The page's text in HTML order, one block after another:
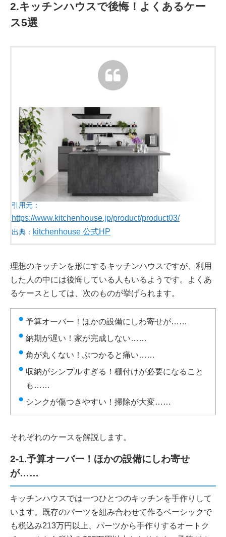
2.キッチンハウスで後悔！よくあるケー
ス5選
引用元：
https://www.kitchenhouse.jp/product/product03/
出典： kitchenhouse 公式HP
理想のキッチンを形にするキッチンハウスですが、利用
した人の中には後悔している人もいるようです。よくあ
るケースとしては、次のものが挙げられます。
予算オーバー！ほかの設備にしわ寄せが……
納期が遅い！家が完成しない……
角が丸くない！ぶつかると痛い……
収納がシンプルすぎる！棚付けが必要になること
も……
シンクが傷つきやすい！掃除が大変……
それぞれのケースを解説します。
2-1.予算オーバー！ほかの設備にしわ寄せ
が……
キッチンハウスでは一つひとつのキッチンを手作りして
います。既存のパーツを組み合わせて作るベーシックで
も税込み213万円以上、パーツから手作りするオートク